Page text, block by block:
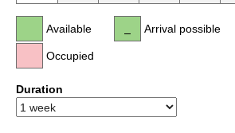
Available
Occupied
Arrival possible
Duration